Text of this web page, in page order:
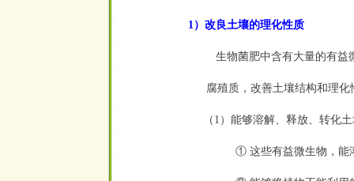
1）改良土壤的理化性质
生物菌肥中含有大量的有益
腐殖质，改善土壤结构和理化
（1）能够溶解、释放、转化
① 这些有益微生物，能